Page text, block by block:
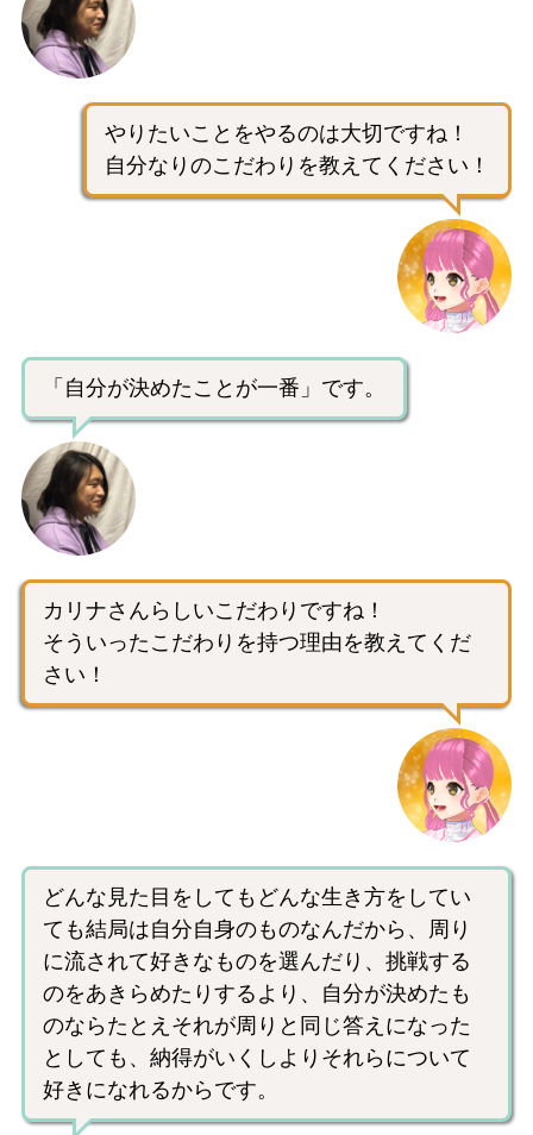
やりたいことをやるのは大切ですね！
自分なりのこだわりを教えてください！
「自分が決めたことが一番」です。
カリナさんらしいこだわりですね！
そういったこだわりを持つ理由を教えてくだ
さい！
どんな見た目をしてもどんな生き方をしてい
ても結局は自分自身のものなんだから、周り
に流されて好きなものを選んだり、挑戦する
のをあきらめたりするより、自分が決めたも
のならたとえそれが周りと同じ答えになった
としても、納得がいくしよりそれらについて
好きになれるからです。